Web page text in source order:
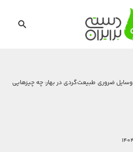
وسایل ضروری طبیعت‌گردی در بهار: چه چیزهایی